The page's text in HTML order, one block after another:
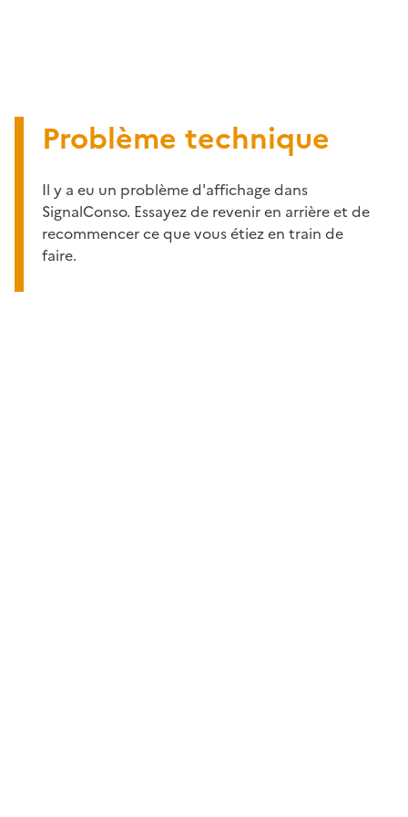
Problème technique
Il y a eu un problème d'affichage dans
SignalConso. Essayez de revenir en arrière et de
recommencer ce que vous étiez en train de
faire.